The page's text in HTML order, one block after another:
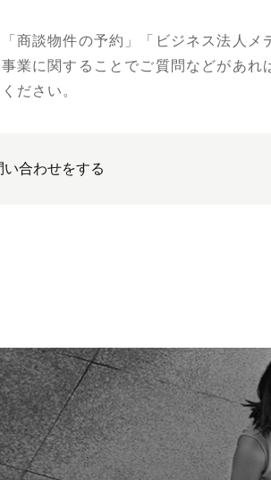
「商談物件の予約」「ビジネス法人メ
業に関することでご質問などがあれ
ださい。
い合わせをする